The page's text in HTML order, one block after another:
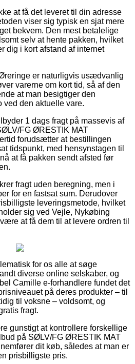
at få det leveret til din adresse
viser sig typisk en sjat mere
bekvem. Den mest betalelige
selv at hente pakken, hvilket
dig i kort afstand af internet
er naturligvis usædvanlig
varerne om kort tid, så af den
at man besigtiger den
ved den aktuelle vare.
1 dags fragt på massevis af
FG ØRESTIK MAT
forudsætter at bestillingen
tidspunkt, med hensynstagen til
at få pakken sendt afsted før
fragt uden beregning, men i
for en fastsat sum. Derudover
leveringsmetode, hvilket
sig ved Vejle, Nykøbing
at få dem til at levere ordren til
for os alle at søge
diverse online selskaber, og
Camille e-forhandlere fundet det
på deres produkter – til
til voksne – voldsomt, og
fragt.
gunstigt at kontrollere forskellige
på SØLV/FG ØRESTIK MAT
dit køb, således at man er
prisbilligste pris.